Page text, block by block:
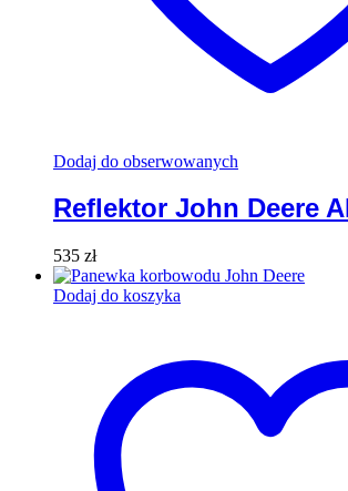
Dodaj do obserwowanych
Reflektor John Deere
535 zł
Dodaj do koszyka